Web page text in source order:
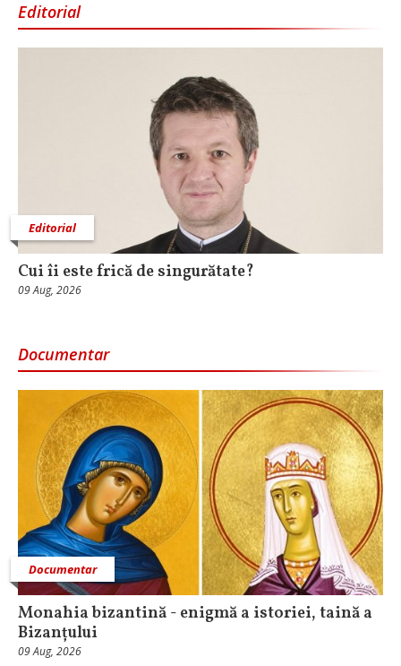
Editorial
Editorial
Cui îi este frică de singurătate?
09 Aug, 2026
Documentar
Documentar
Monahia bizantină - enigmă a istoriei, taină a
Bizanțului
09 Aug, 2026